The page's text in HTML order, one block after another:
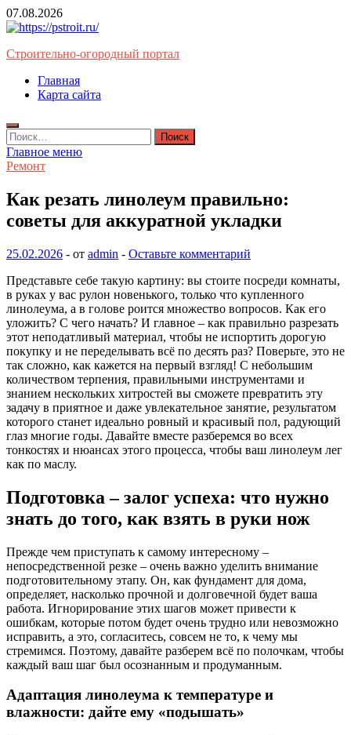
Перейти
к
07.08.2026
Строительно-огородный портал
Главная
Карта сайта
Найти:
Главное меню
Ремонт
Как резать линолеум правильно:
советы для аккуратной укладки
25.02.2026 - от admin - Оставьте комментарий
Представьте себе такую картину: вы стоите посреди комнаты,
в руках у вас рулон новенького, только что купленного
линолеума, а в голове роится множество вопросов. Как его
уложить? С чего начать? И главное – как правильно разрезать
этот неподатливый материал, чтобы не испортить дорогую
покупку и не переделывать всё по десять раз? Поверьте, это не
так сложно, как кажется на первый взгляд! С небольшим
количеством терпения, правильными инструментами и
знанием нескольких хитростей вы сможете превратить эту
задачу в приятное и даже увлекательное занятие, результатом
которого станет идеально ровный и красивый пол, радующий
глаз многие годы. Давайте вместе разберемся во всех
тонкостях и нюансах этого процесса, чтобы ваш линолеум лег
как по маслу.
Подготовка – залог успеха: что нужно
знать до того, как взять в руки нож
Прежде чем приступать к самому интересному –
непосредственной резке – очень важно уделить внимание
подготовительному этапу. Он, как фундамент для дома,
определяет, насколько прочной и долговечной будет ваша
работа. Игнорирование этих шагов может привести к
ошибкам, которые потом будет очень трудно или невозможно
исправить, а это, согласитесь, совсем не то, к чему мы
стремимся. Поэтому, давайте разберем всё по полочкам, чтобы
каждый ваш шаг был осознанным и продуманным.
Адаптация линолеума к температуре и
влажности: дайте ему «подышать»